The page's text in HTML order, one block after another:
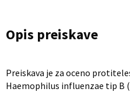
Opis preiskave
Preiskava je za oceno
Haemophilus influenzae tip B